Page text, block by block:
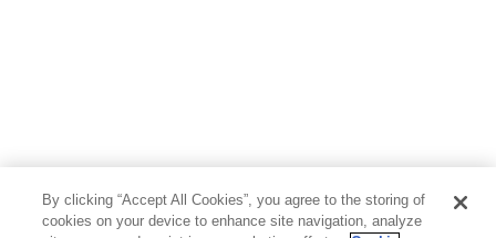
By clicking “Accept All Cookies”, you agree to the storing of
cookies on your device to enhance site navigation, analyze